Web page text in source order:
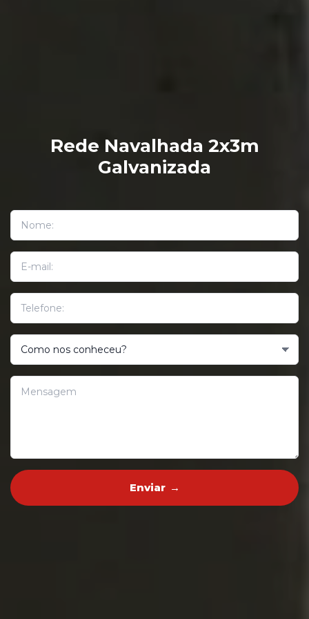
Rede Navalhada 2x3m
Galvanizada
Enviar